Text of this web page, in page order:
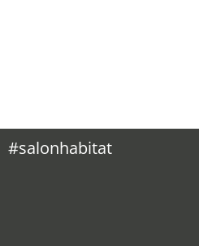
#salonhabitat